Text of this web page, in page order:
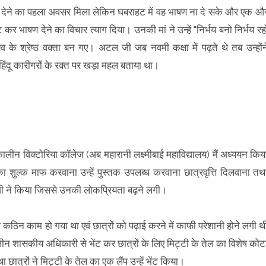
का पहला अवसर मिला लेकिन घबराहट में वह भाषण ना दे सके और एक
भाषण देने का विचार त्याग दिया। उनकी मां ने उन्हें "निर्भय बनो निर्भय
के श्रेष्ठ वक्ता बन गए। अटल जी जब नवमी कक्षा में पढ़ते थे तब
कारीगरों के रक्त पर खड़ा महल बताया था।
कॉलेज (अब महारानी लक्ष्मीबाई महाविद्यालय) मैं अध्ययन
माफ करवाना उन्हें पुस्तक उपलब्ध करवाना छात्रवृत्ति दिलवाना
किया जिससे उनकी लोकप्रियता बढ़ने लगी।
काम हो गया था एवं छात्रों को पढ़ाई करने में काफी परेशानी होने लगी
शासकीय अधिकारी से भेंट कर छात्रों के लिए मिट्टी के तेल का विशेष
छात्रों ने मिट्टी के तेल का एक लैंप उन्हें भेंट किया।